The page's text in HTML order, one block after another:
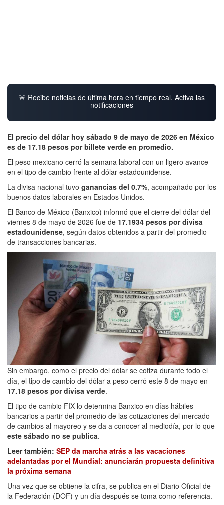
🚨 Recibe noticias de última hora en tiempo real. Activa las
notificaciones
El precio del dólar hoy sábado 9 de mayo de 2026 en México
es de 17.18 pesos por billete verde en promedio.
El peso mexicano cerró la semana laboral con un ligero avance
en el tipo de cambio frente al dólar estadounidense.
La divisa nacional tuvo ganancias del 0.7%, acompañado por los
buenos datos laborales en Estados Unidos.
El Banco de México (Banxico) informó que el cierre del dólar del
viernes 8 de mayo de 2026 fue de 17.1934 pesos por divisa
estadounidense, según datos obtenidos a partir del promedio
de transacciones bancarias.
Sin embargo, como el precio del dólar se cotiza durante todo el
día, el tipo de cambio del dólar a peso cerró este 8 de mayo en
17.18 pesos por divisa verde.
El tipo de cambio FIX lo determina Banxico en días hábiles
bancarios a partir del promedio de las cotizaciones del mercado
de cambios al mayoreo y se da a conocer al mediodía, por lo que
este sábado no se publica.
Leer también: SEP da marcha atrás a las vacaciones
adelantadas por el Mundial: anunciarán propuesta definitiva
la próxima semana
Una vez que se obtiene la cifra, se publica en el Diario Oficial de
la Federación (DOF) y un día después se toma como referencia.